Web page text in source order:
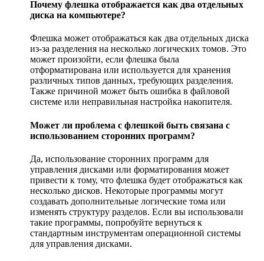
Почему флешка отображается как два отдельных
диска на компьютере?
Флешка может отображаться как два отдельных диска
из-за разделения на несколько логических томов. Это
может произойти, если флешка была
отформатирована или используется для хранения
различных типов данных, требующих разделения.
Также причиной может быть ошибка в файловой
системе или неправильная настройка накопителя.
Может ли проблема с флешкой быть связана с
использованием сторонних программ?
Да, использование сторонних программ для
управления дисками или форматирования может
привести к тому, что флешка будет отображаться как
несколько дисков. Некоторые программы могут
создавать дополнительные логические тома или
изменять структуру разделов. Если вы использовали
такие программы, попробуйте вернуться к
стандартным инструментам операционной системы
для управления дисками.